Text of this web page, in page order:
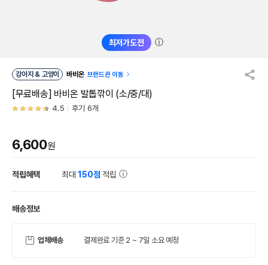
최저가도전 ⓘ
강아지 & 고양이 바비온 브랜드관 이동
[무료배송] 바비온 발톱깎이 (소/중/대)
4.5 후기 6개
6,600원
적립혜택 최대150점 적립
배송정보
업체배송 결제완료 기준 2 ~ 7일 소요 예정